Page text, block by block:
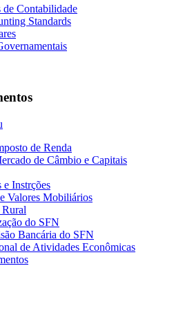
de Contabilidade
Standards
de Renda
de Câmbio e Capitais
Instrções
Valores Mobiliários
do SFN
Bancária do SFN
de Atividades Econômicas